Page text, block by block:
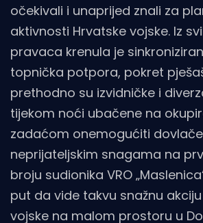
očekivali i unaprijed znali za
aktivnosti Hrvatske vojske. Iz
pravaca krenula je
topnička potpora, pokret
prethodno su izvidničke i
tijekom noći ubačene na
zadaćom onemogućiti
neprijateljskim snagama na
broju sudionika VRO
put da vide takvu snažnu
vojske na malom prostoru u